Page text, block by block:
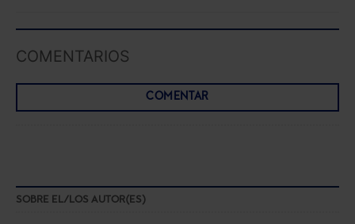
COMENTARIOS
COMENTAR
SOBRE EL/LOS AUTOR(ES)